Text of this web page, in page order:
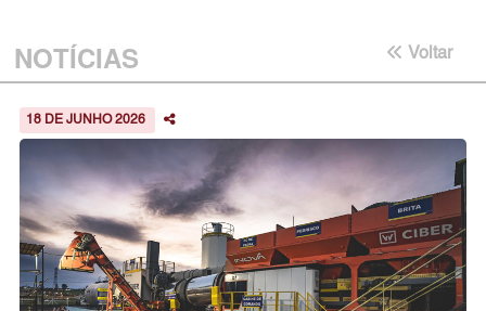
NOTÍCIAS Voltar
18 DE JUNHO 2026